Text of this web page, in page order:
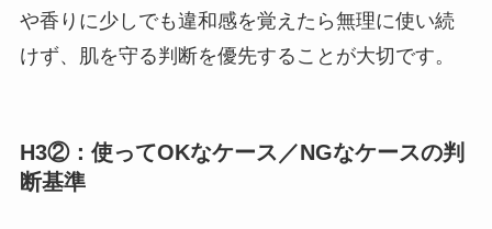
や香りに少しでも違和感を覚えたら無理に使い続
けず、肌を守る判断を優先することが大切です。
H3②：使ってOKなケース／NGなケースの判
断基準